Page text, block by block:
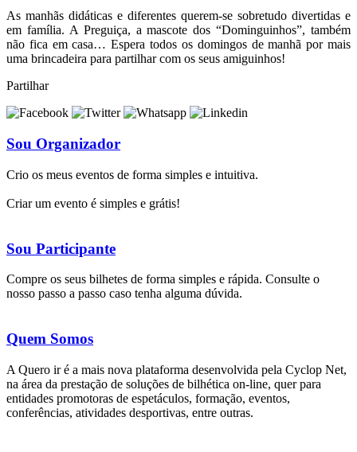
As manhãs didáticas e diferentes querem-se sobretudo divertidas e
em família. A Preguiça, a mascote dos “Dominguinhos”, também
não fica em casa… Espera todos os domingos de manhã por mais
uma brincadeira para partilhar com os seus amiguinhos!
Partilhar
Sou Organizador
Crio os meus eventos de forma simples e intuitiva.
Criar um evento é simples e grátis!
Sou Participante
Compre os seus bilhetes de forma simples e rápida. Consulte o
nosso passo a passo caso tenha alguma dúvida.
Quem Somos
A Quero ir é a mais nova plataforma desenvolvida pela Cyclop Net,
na área da prestação de soluções de bilhética on-line, quer para
entidades promotoras de espetáculos, formação, eventos,
conferências, atividades desportivas, entre outras.